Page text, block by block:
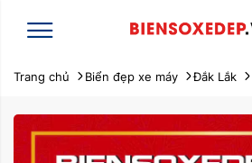
Trang chủ Biển đẹp xe máy Đắk Lắk